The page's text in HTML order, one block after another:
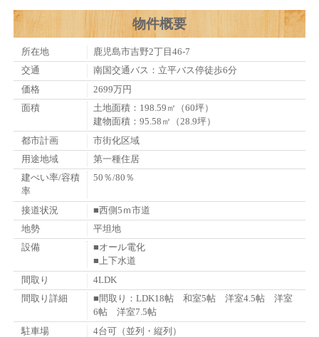
物件概要
所在地
鹿児島市吉野2丁目46-7
交通
南国交通バス：立平バス停徒歩6分
価格
2699万円
面積
土地面積：198.59㎡（60坪）
建物面積：95.58㎡（28.9坪）
都市計画
市街化区域
用途地域
第一種住居
建ぺい率/容積
率
50％/80％
接道状況
■西側5ｍ市道
地勢
平坦地
設備
■オール電化
■上下水道
間取り
4LDK
間取り詳細
■間取り：LDK18帖 和室5帖 洋室4.5帖 洋室
6帖 洋室7.5帖
駐車場
4台可（並列・縦列）